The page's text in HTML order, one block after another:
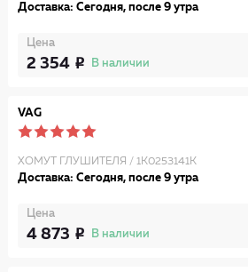
Доставка: Сегодня, после 9 утра
Цена
2 354 В наличии
VAG
ХОМУТ ГЛУШИТЕЛЯ / 1K0253141K
Доставка: Сегодня, после 9 утра
Цена
4 873 В наличии